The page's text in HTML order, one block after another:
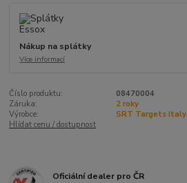
Nákup na splátky
Více informací
Číslo produktu:
08470004
Záruka:
2 roky
Výrobce:
SRT Targets Italy
Hlídat cenu / dostupnost
Oficiální dealer pro ČR